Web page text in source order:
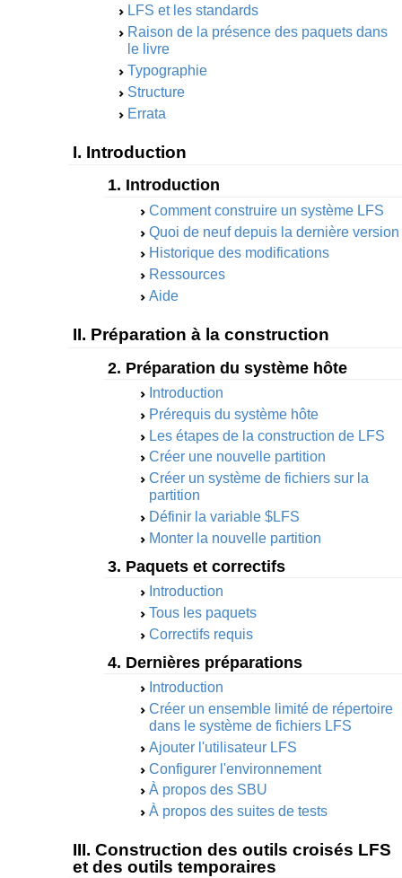
LFS et les standards
Raison de la présence des paquets dans
le livre
Typographie
Structure
Errata
I. Introduction
1. Introduction
Comment construire un système LFS
Quoi de neuf depuis la dernière version
Historique des modifications
Ressources
Aide
II. Préparation à la construction
2. Préparation du système hôte
Introduction
Prérequis du système hôte
Les étapes de la construction de LFS
Créer une nouvelle partition
Créer un système de fichiers sur la
partition
Définir la variable $LFS
Monter la nouvelle partition
3. Paquets et correctifs
Introduction
Tous les paquets
Correctifs requis
4. Dernières préparations
Introduction
Créer un ensemble limité de répertoire
dans le système de fichiers LFS
Ajouter l'utilisateur LFS
Configurer l'environnement
À propos des SBU
À propos des suites de tests
III. Construction des outils croisés LFS
et des outils temporaires